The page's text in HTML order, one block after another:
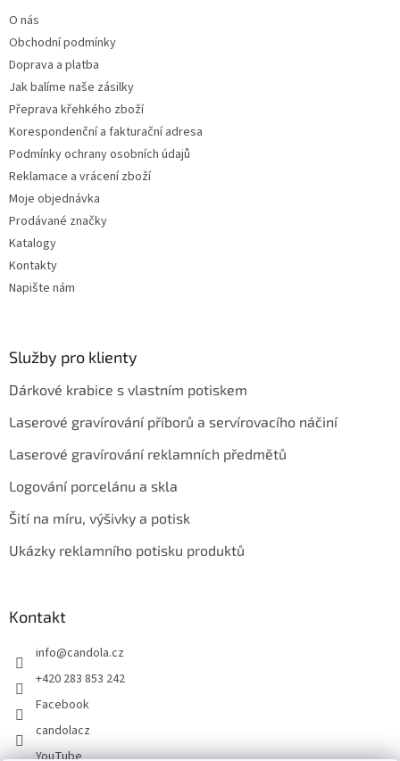
ý
O nás
Obchodní podmínky
Doprava a platba
Jak balíme naše zásilky
Přeprava křehkého zboží
Korespondenční a fakturační adresa
Podmínky ochrany osobních údajů
Reklamace a vrácení zboží
Moje objednávka
Prodávané značky
Katalogy
Kontakty
Napište nám
Služby pro klienty
Dárkové krabice s vlastním potiskem
Laserové gravírování příborů a servírovacího náčiní
Laserové gravírování reklamních předmětů
Logování porcelánu a skla
Šití na míru, výšivky a potisk
Ukázky reklamního potisku produktů
Kontakt
info@candola.cz
+420 283 853 242
Facebook
candolacz
YouTube